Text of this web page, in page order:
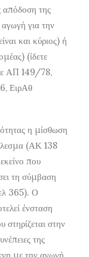
απόδοση της
για την
και κύριος) ή
(ίδετε
ΑΠ 149/78,
ΕιρΑθ
η μίσθωση
(ΑΚ 138
που
τη σύμβαση
365). Ο
ένσταση
στηρίζεται στην
της